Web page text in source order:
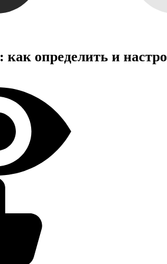
как определить и